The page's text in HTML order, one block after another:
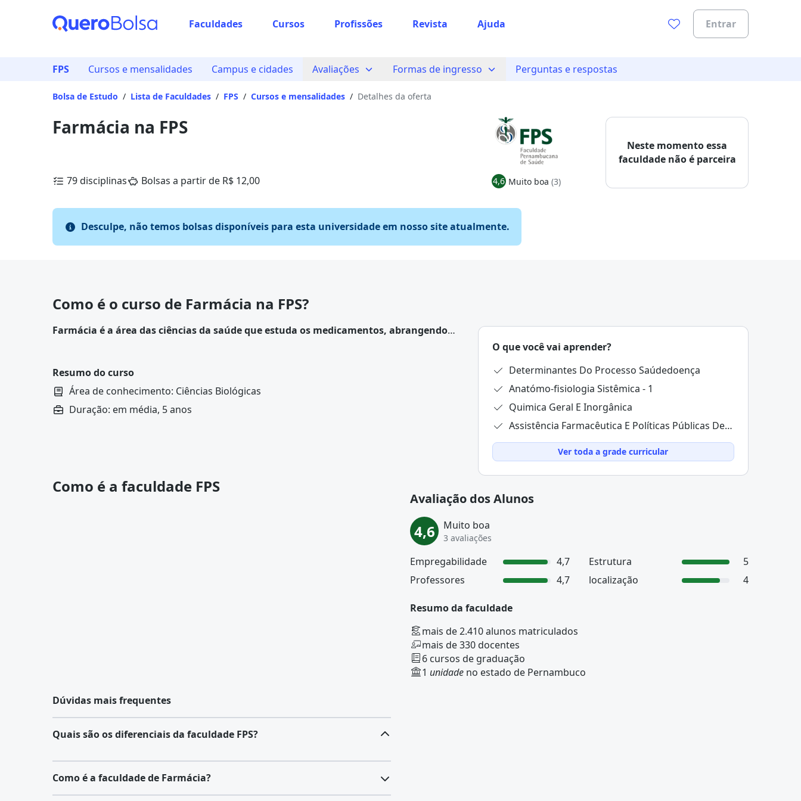
Faculdades Cursos Profissões Revista Ajuda Entrar
FPS Cursos e mensalidades Campus e cidades Avaliações Formas de ingresso Perguntas e respostas
Bolsa de Estudo / Lista de Faculdades / FPS / Cursos e mensalidades / Detalhes da oferta
Farmácia na FPS
79 disciplinas Bolsas a partir de R$ 12,00 4,6 Muito boa (3)
Neste momento essa
faculdade não é parceira
Desculpe, não temos bolsas disponíveis para esta universidade em nosso site atualmente.
Como é o curso de Farmácia na FPS?
Farmácia é a área das ciências da saúde que estuda os medicamentos, abrangendo
Resumo do curso
Área de conhecimento: Ciências Biológicas
Duração: em média, 5 anos
O que você vai aprender?
Determinantes Do Processo Saúdedoença
Anatómo-fisiologia Sistêmica - 1
Quimica Geral E Inorgânica
Assistência Farmacêutica E Políticas Públicas De Saúde
Ver toda a grade curricular
Como é a faculdade FPS
Avaliação dos Alunos
4,6 Muito boa
3 avaliações
Empregabilidade 4,7 Estrutura
5
Professores
4,7 localização 4
Resumo da faculdade
mais de 2.410 alunos matriculados
mais de 330 docentes
6 cursos de graduação
1 unidade no estado de Pernambuco
Dúvidas mais frequentes
Quais são os diferenciais da faculdade FPS?
Como é a faculdade de Farmácia?